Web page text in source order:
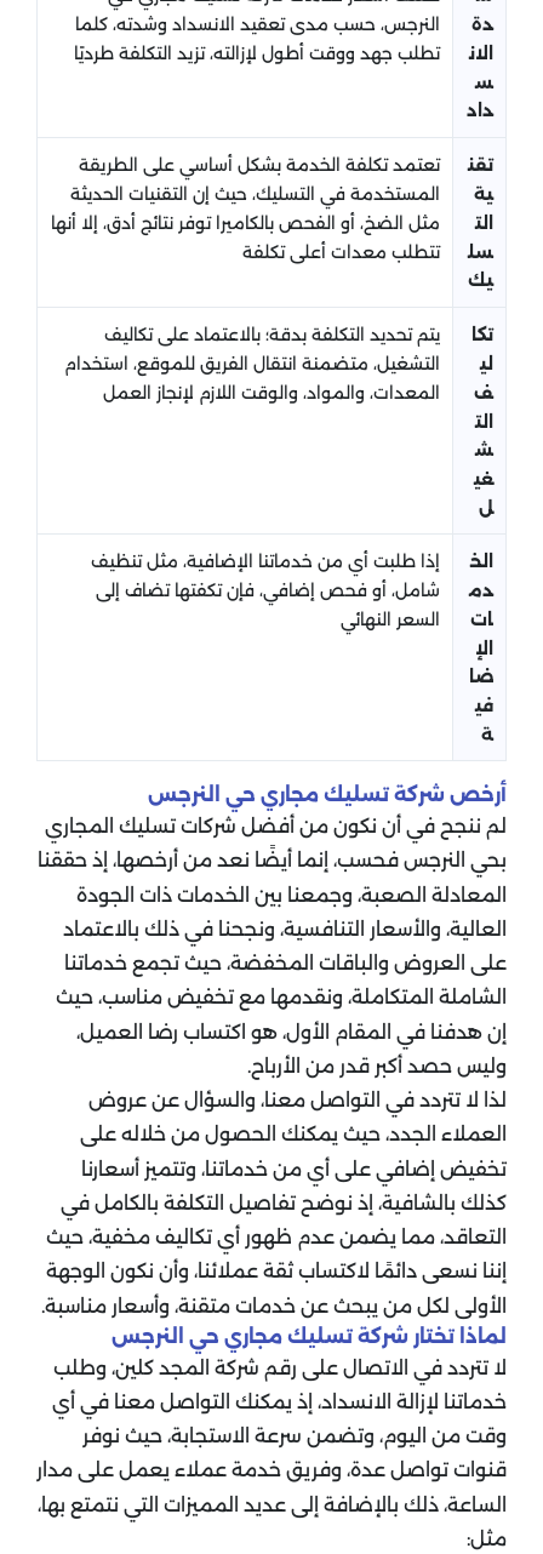
دة
الان
س
داد
النرجس، حسب مدى تعقيد الانسداد وشدته، كلما
تطلب جهد ووقت أطول لإزالته، تزيد التكلفة طرديًا
تقن
ية
الت
سل
يك
تعتمد تكلفة الخدمة بشكل أساسي على الطريقة
المستخدمة في التسليك، حيث إن التقنيات الحديثة
مثل الضخ، أو الفحص بالكاميرا توفر نتائج أدق، إلا أنها
تتطلب معدات أعلى تكلفة
تكا
لي
ف
الت
ش
غي
ل
يتم تحديد التكلفة بدقة؛ بالاعتماد على تكاليف
التشغيل، متضمنة انتقال الفريق للموقع، استخدام
المعدات، والمواد، والوقت اللازم لإنجاز العمل
الخ
دم
ات
الإ
ضا
في
ة
إذا طلبت أي من خدماتنا الإضافية، مثل تنظيف
شامل، أو فحص إضافي، فإن تكفتها تضاف إلى
السعر النهائي
أرخص شركة تسليك مجاري حي النرجس
لم ننجح في أن نكون من أفضل شركات تسليك المجاري
بحي النرجس فحسب، إنما أيضًا نعد من أرخصها، إذ حققنا
المعادلة الصعبة، وجمعنا بين الخدمات ذات الجودة
العالية، والأسعار التنافسية، ونجحنا في ذلك بالاعتماد
على العروض والباقات المخفضة، حيث تجمع خدماتنا
الشاملة المتكاملة، ونقدمها مع تخفيض مناسب، حيث
إن هدفنا في المقام الأول، هو اكتساب رضا العميل،
وليس حصد أكبر قدر من الأرباح.
لذا لا تتردد في التواصل معنا، والسؤال عن عروض
العملاء الجدد، حيث يمكنك الحصول من خلاله على
تخفيض إضافي على أي من خدماتنا، وتتميز أسعارنا
كذلك بالشافية، إذ نوضح تفاصيل التكلفة بالكامل في
التعاقد، مما يضمن عدم ظهور أي تكاليف مخفية، حيث
إننا نسعى دائمًا لاكتساب ثقة عملائنا، وأن نكون الوجهة
الأولى لكل من يبحث عن خدمات متقنة، وأسعار مناسبة.
لماذا تختار شركة تسليك مجاري حي النرجس
لا تتردد في الاتصال على رقم شركة المجد كلين، وطلب
خدماتنا لإزالة الانسداد، إذ يمكنك التواصل معنا في أي
وقت من اليوم، وتضمن سرعة الاستجابة، حيث نوفر
قنوات تواصل عدة، وفريق خدمة عملاء يعمل على مدار
الساعة، ذلك بالإضافة إلى عديد المميزات التي نتمتع بها،
مثل: